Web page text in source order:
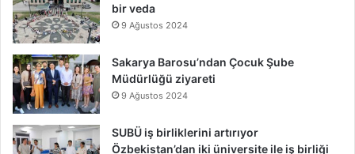
bir veda
9 Ağustos 2024
Sakarya Barosu’ndan Çocuk Şube
Müdürlüğü ziyareti
9 Ağustos 2024
SUBÜ iş birliklerini artırıyor
Özbekistan’dan iki üniversite ile iş birliği